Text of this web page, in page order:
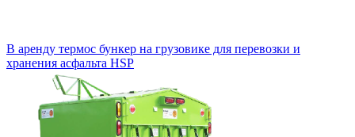
В аренду термос бункер на грузовике для перевозки и
хранения асфальта HSP